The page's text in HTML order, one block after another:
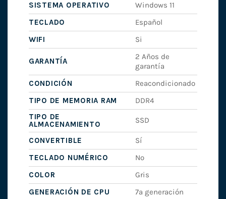
SISTEMA OPERATIVO
Windows 11
TECLADO
Español
WIFI
Si
GARANTÍA
2 Años de
garantía
CONDICIÓN
Reacondicionado
TIPO DE MEMORIA RAM
DDR4
TIPO DE
ALMACENAMIENTO
SSD
CONVERTIBLE
Sí
TECLADO NUMÉRICO
No
COLOR
Gris
GENERACIÓN DE CPU
7ª generación